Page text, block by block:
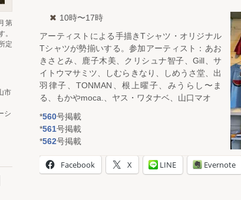
10時〜17時
アーティストによる手描きTシャツ・オリジナル
Tシャツが勢揃いする。参加アーティスト：あお
きさとみ、鹿子木美、クリシュナ智子、Gill、サ
イトウマサミツ、しむらきなり、しめうさ堂、出
羽律子、TONMAN、根上曜子、みうらし〜ま
る、もかやmoca.、ヤス・ワタナベ、山口マオ
*560号掲載
*561号掲載
*562号掲載
Facebook X LINE Evernote
第
。
定
市
シ